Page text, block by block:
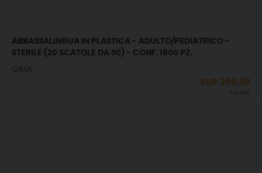
ABBASSALINGUA IN PLASTICA - ADULTO/PEDIATRICO -
STERILE (20 SCATOLE DA 90) - CONF. 1800 PZ.
GIMA
EUR 356,59
IVA incl.